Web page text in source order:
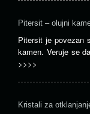
Pitersit – olujni
Pitersit je povezan
kamen. Veruje se
>>>>
Kristali za